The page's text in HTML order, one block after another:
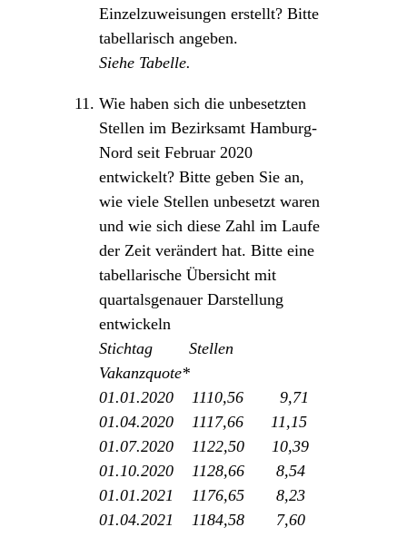
Einzelzuweisungen erstellt? Bitte
tabellarisch angeben.
Siehe Tabelle.
Wie haben sich die unbesetzten
Stellen im Bezirksamt Hamburg-
Nord seit Februar 2020
entwickelt? Bitte geben Sie an,
wie viele Stellen unbesetzt waren
und wie sich diese Zahl im Laufe
der Zeit verändert hat. Bitte eine
tabellarische Übersicht mit
quartalsgenauer Darstellung
entwickeln
Stichtag Stellen
Vakanzquote*
01.01.2020 1110,56 9,71
01.04.2020 1117,66 11,15
01.07.2020 1122,50 10,39
01.10.2020 1128,66 8,54
01.01.2021 1176,65 8,23
01.04.2021 1184,58 7,60